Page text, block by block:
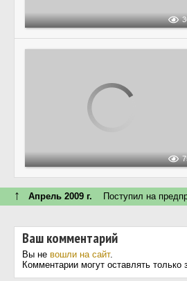
↑ Апрель 2009 г. Поступил на
Ваш комментарий
Вы не вошли на сайт.
Комментарии могут оставлять только